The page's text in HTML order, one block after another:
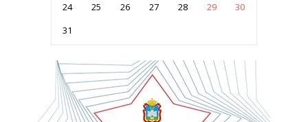
24
25 26 27 28 29
30
31